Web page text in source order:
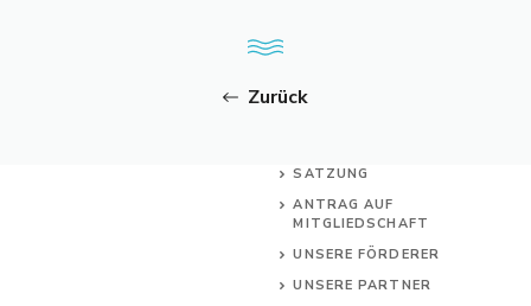
Zurück
SATZUNG
ANTRAG AUF
MITGLIEDSCHAFT
UNSERE FÖRDERER
UNSERE PARTNER